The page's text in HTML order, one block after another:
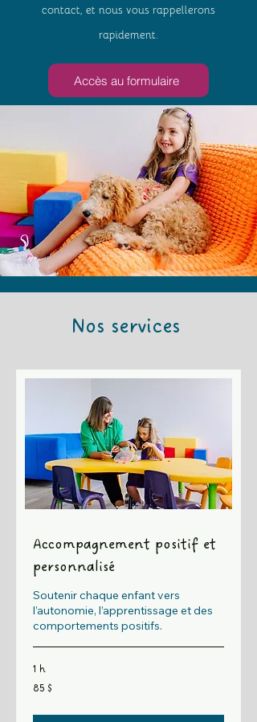
contact, et nous vous rappellerons
rapidement.
Accès au formulaire
Nos services
Accompagnement positif et
personnalisé
Soutenir chaque enfant vers
l’autonomie, l’apprentissage et des
comportements positifs.
1 h
85 dollars
canadiens
85 $